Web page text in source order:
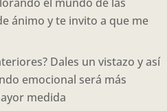
ánimo y te invito a que me
Dales un vistazo y así
emocional será más
medida